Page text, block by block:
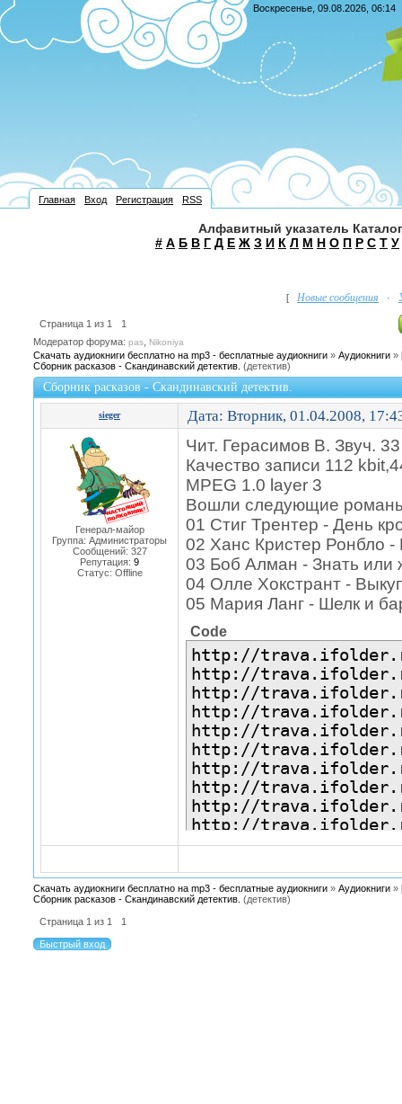
Воскресенье, 09.08.2026, 06:14
Главная Вход Регистрация RSS
Алфавитный указатель
# А Б В Г Д Е Ж З И К Л М Н О П Р С Т У
[ Новые сообщения ·
Страница 1 из 1
1
Модератор форума: pas Nikoniya
Скачать аудиокниги бесплатно на mp3 - бесплатные аудиокниги » Аудиокниги »
Сборник расказов - Скандинавский детектив. (детектив)
Сборник расказов - Скандинавский детектив.
sieger Дата: Вторник, 01.04.2008,
Генерал-майор
Группа: Администраторы
Сообщений: 327
Репутация: 9
Статус: Offline
Чит. Герасимов В. Звуч.
Качество записи 112
MPEG 1.0 layer 3
Вошли следующие
01 Стиг Трентер - День
02 Ханс Кристер Ронбло -
03 Боб Алман - Знать или
04 Олле Хокстрант -
05 Мария Ланг - Шелк и
Code
http://
http://
http://
http://
http://
http://
http://
http://
http://
http://
http://
http://
http://
Скачать аудиокниги бесплатно на mp3 - бесплатные аудиокниги » Аудиокниги »
Сборник расказов - Скандинавский детектив. (детектив)
Страница 1 из 1 1